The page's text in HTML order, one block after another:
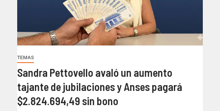
TEMAS
Sandra Pettovello avaló un aumento
tajante de jubilaciones y Anses pagará
$2.824.694,49 sin bono